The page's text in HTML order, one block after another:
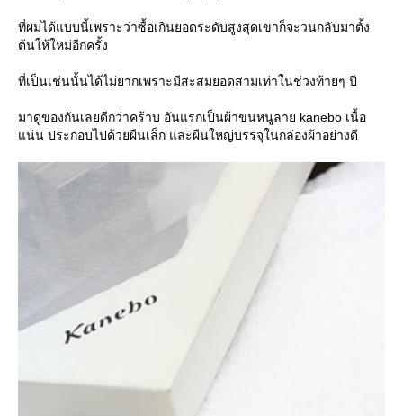
ที่ผมได้แบบนี้เพราะว่าซื้อเกินยอดระดับสูงสุดเขาก็จะวนกลับมาตั้ง
ต้นให้ใหม่อีกครั้ง
ที่เป็นเช่นนั้นได้ไม่ยากเพราะมีสะสมยอดสามเท่าในช่วงท้ายๆ ปี
มาดูของกันเลยดีกว่าคร้าบ อันแรกเป็นผ้าขนหนูลาย kanebo เนื้อ
น่น ประกอบไปด้วยผืนเล็ก และผืนใหญ่บรรจุในกล่องผ้าอย่างดี